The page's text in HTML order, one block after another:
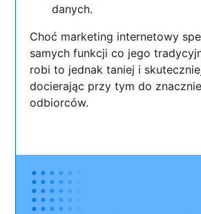
danych.
Choć marketing internetowy
samych funkcji co jego
robi to jednak taniej i
docierając przy tym do
odbiorców.